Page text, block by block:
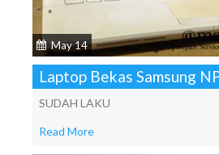
May 14
Laptop Bekas Samsung
SUDAH LAKU
Read More